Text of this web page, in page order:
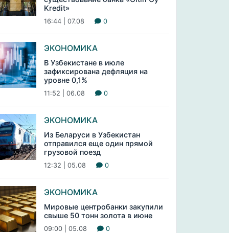
Kredit»
16:44 | 07.08 0
ЭКОНОМИКА
В Узбекистане в июле
зафиксирована дефляция на
уровне 0,1%
11:52 | 06.08 0
ЭКОНОМИКА
Из Беларуси в Узбекистан
отправился еще один прямой
грузовой поезд
12:32 | 05.08 0
ЭКОНОМИКА
Мировые центробанки закупили
свыше 50 тонн золота в июне
09:00 | 05.08 0